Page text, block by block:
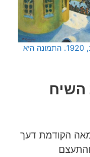
[בתמונה: "הבולשביק", ציורו של בוריס קוסטודייב, 1920. התמונה היא
השיח
ה-70 וה-80 של המאה הקודמת דעך